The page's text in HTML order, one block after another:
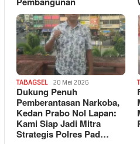
TABAGSEL 20 Mei 2026
Dukung Penuh
Pemberantasan Narkoba,
Kedan Prabo Nol Lapan:
Kami Siap Jadi Mitra
Strategis Polres Pad…